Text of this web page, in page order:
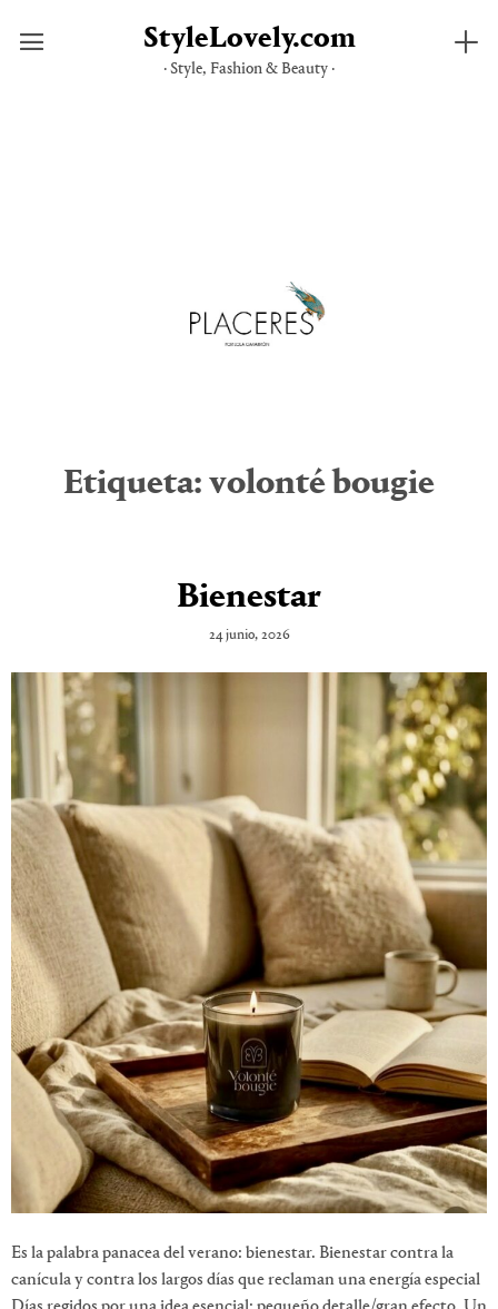
StyleLovely.com
· Style, Fashion & Beauty ·
Etiqueta: volonté bougie
Bienestar
24 junio, 2026
Es la palabra panacea del verano: bienestar. Bienestar contra la
canícula y contra los largos días que reclaman una energía especial